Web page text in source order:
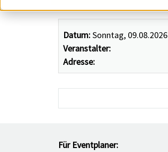
Datum:Sonntag, 09.08.2026
Veranstalter:
Adresse:
Für Eventplaner: